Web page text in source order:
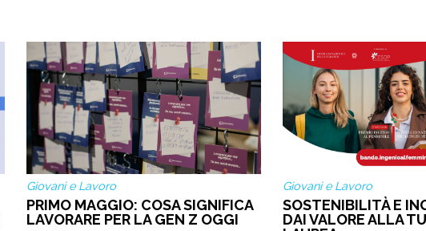
Giovani e Lavoro
PRIMO MAGGIO: COSA SIGNIFICA
LAVORARE PER LA GEN Z OGGI
Giovani e Lavoro
SOSTENIBILITÀ E
DAI VALORE ALLA